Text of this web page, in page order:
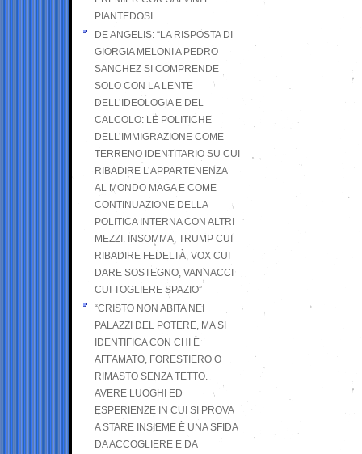
PIANTEDOSI
DE ANGELIS: “LA RISPOSTA DI
GIORGIA MELONI A PEDRO
SANCHEZ SI COMPRENDE
SOLO CON LA LENTE
DELL’IDEOLOGIA E DEL
CALCOLO: LE POLITICHE
DELL’IMMIGRAZIONE COME
TERRENO IDENTITARIO SU CUI
RIBADIRE L’APPARTENENZA
AL MONDO MAGA E COME
CONTINUAZIONE DELLA
POLITICA INTERNA CON ALTRI
MEZZI. INSOMMA, TRUMP CUI
RIBADIRE FEDELTÀ, VOX CUI
DARE SOSTEGNO, VANNACCI
CUI TOGLIERE SPAZIO”
“CRISTO NON ABITA NEI
PALAZZI DEL POTERE, MA SI
IDENTIFICA CON CHI È
AFFAMATO, FORESTIERO O
RIMASTO SENZA TETTO.
AVERE LUOGHI ED
ESPERIENZE IN CUI SI PROVA
A STARE INSIEME È UNA SFIDA
DA ACCOGLIERE E DA